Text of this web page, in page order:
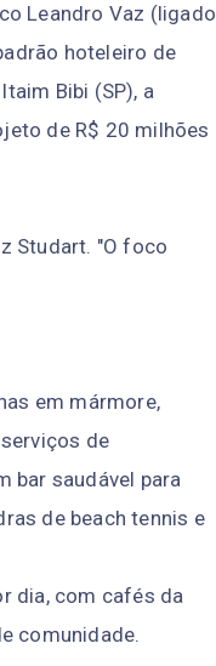
Leandro Vaz (ligado
hoteleiro de
Bibi (SP), a
de R$ 20 milhões
Studart. "O foco
em mármore,
de
bar saudável para
de beach tennis e
dia, com cafés da
comunidade.